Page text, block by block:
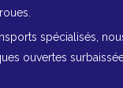
spécialisés,
ouvertes